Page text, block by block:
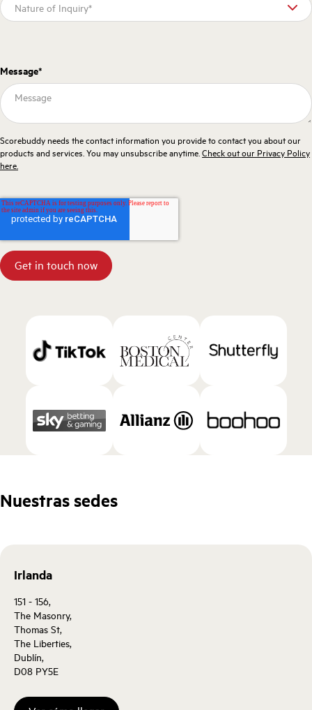
Message*
Scorebuddy needs the contact information you provide to contact you about our
products and services. You may unsubscribe anytime.Check out our Privacy Policy
here.
Nuestras sedes
Irlanda
151 - 156,
The Masonry,
Thomas St,
The Liberties,
Dublín,
D08 PY5E